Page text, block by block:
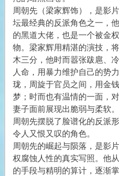
周朝先（梁家辉饰），是影
坛最经典的反派角色之一，
的黑道大佬，也是一个被金
物。梁家辉用精湛的演技，
木三分，他时而嚣张跋扈、
人命，用暴力维护自己的势
珑，周旋于官员之间，用金
梦；时而也有温情的一面，
妻子面前展现出脆弱与柔软
周朝先摆脱了脸谱化的反派
令人又恨又叹的角色。
周朝先的崛起与陨落，是影
权腐蚀人性的真实写照。他
的手段与精明的算计，逐渐